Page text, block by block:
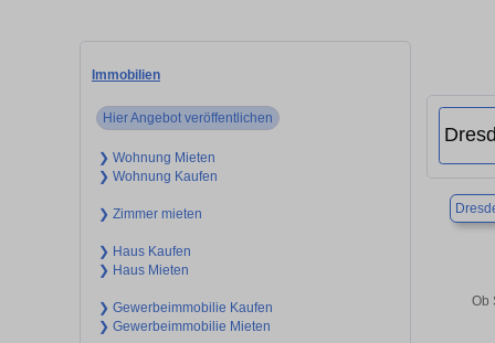
Immobilien
Hier Angebot veröffentlichen
❯ Wohnung Mieten
❯ Wohnung Kaufen
❯ Zimmer mieten
❯ Haus Kaufen
❯ Haus Mieten
❯ Gewerbeimmobilie Kaufen
❯ Gewerbeimmobilie Mieten
Ob